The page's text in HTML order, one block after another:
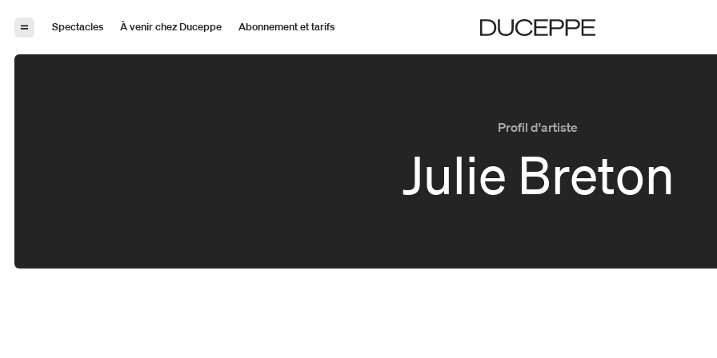
Spectacles
À venir chez Duceppe
Abonnement et tarifs
Duceppe
Profil d'artiste
Julie Breton